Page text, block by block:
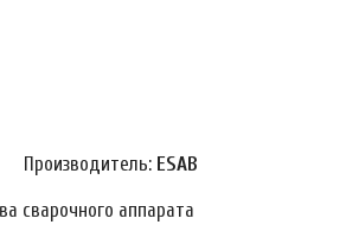
Производитель: ESAB
сварочного аппарата